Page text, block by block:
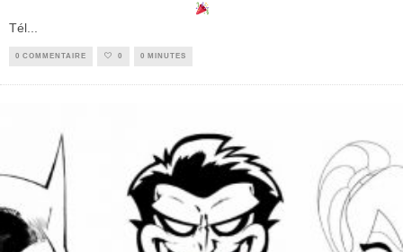
Tél...
0 COMMENTAIRE 0 0 MINUTES